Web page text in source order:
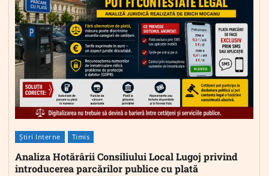
Știri Interne Timis
Analiza Hotărârii Consiliului Local Lugoj privind
introducerea parcărilor publice cu plată